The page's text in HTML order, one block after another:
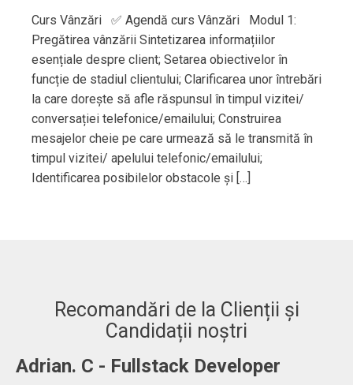
Curs Vânzări ✅ Agendă curs Vânzări Modul 1:
Pregătirea vânzării Sintetizarea informațiilor
esențiale despre client; Setarea obiectivelor în
funcție de stadiul clientului; Clarificarea unor întrebări
la care dorește să afle răspunsul în timpul vizitei/
conversației telefonice/emailului; Construirea
mesajelor cheie pe care urmează să le transmită în
timpul vizitei/ apelului telefonic/emailului;
Identificarea posibilelor obstacole și […]
Recomandări de la Clienții și
Candidații noștri
Adrian. C - Fullstack Developer